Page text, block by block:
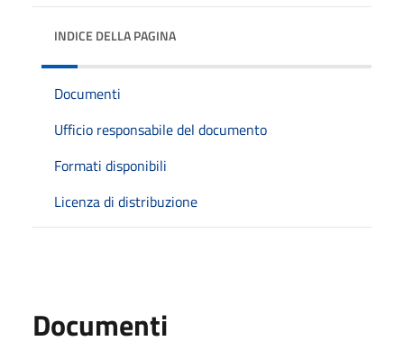
INDICE DELLA PAGINA
Documenti
Ufficio responsabile del documento
Formati disponibili
Licenza di distribuzione
Documenti